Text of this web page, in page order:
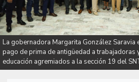
La gobernadora Margarita González
pago de prima de antigüedad a trabajadoras
educación agremiados a la sección 19 del